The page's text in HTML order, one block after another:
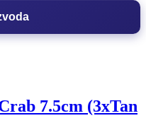
7.5cm (3xTan